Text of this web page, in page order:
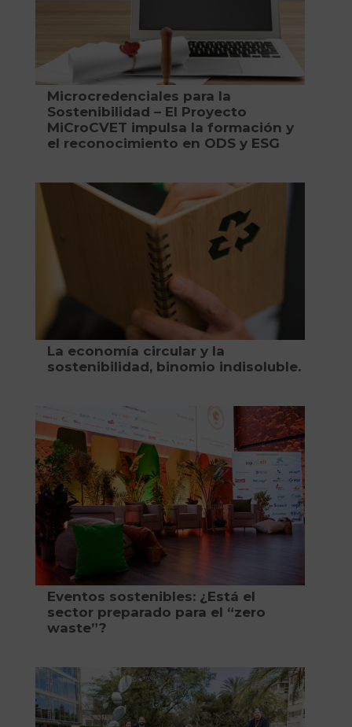
Microcredenciales para la
Sostenibilidad – El Proyecto
MiCroCVET impulsa la formación y
el reconocimiento en ODS y ESG
La economía circular y la
sostenibilidad, binomio indisoluble.
Eventos sostenibles: ¿Está el
sector preparado para el “zero
waste”?